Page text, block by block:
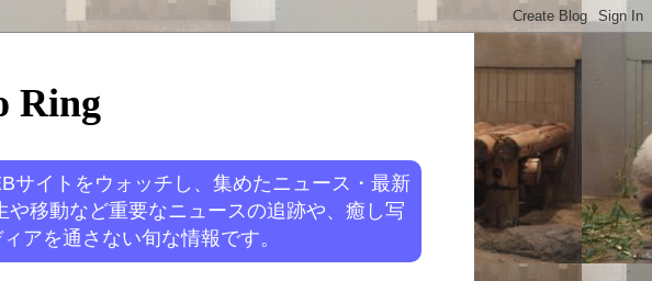
Ring
サイトをウォッチし、集めたニュース・最新
移動など重要なニュースの追跡や、癒し写
アを通さない旬な情報です。